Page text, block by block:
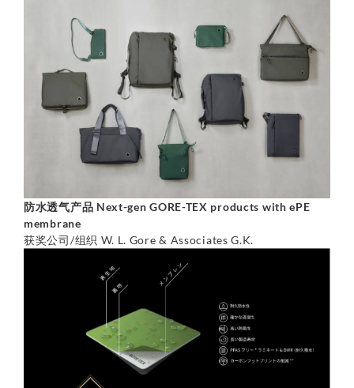
防水透气产品 Next-gen GORE-TEX products with ePE
membrane
获奖公司/组织 W. L. Gore & Associates G.K.